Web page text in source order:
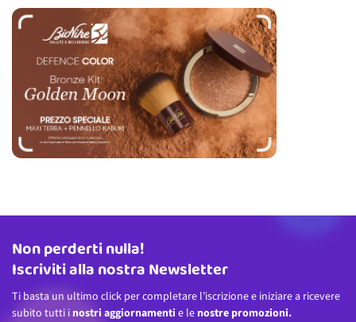
Indirizzo email
Non perderti nulla!
Iscriviti alla nostra Newsletter
Ti basta un ultimo click per completare l’iscrizione e iniziare a ricevere
subito tutti i nostri aggiornamenti e le nostre promozioni.